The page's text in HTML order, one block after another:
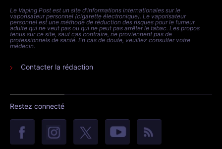
Le Vaping Post est un site d'informations internationales sur le
vaporisateur personnel (cigarette électronique). Le vaporisateur
personnel est une méthode de réduction des risques pour le fumeur
adulte qui ne veut pas ou qui ne peut pas arrêter le tabac. Les propos
tenus sur ce site, sauf cas contraire, ne proviennent pas de
professionnels de santé. En cas de doute, veuillez consulter votre
médecin.
Contacter la rédaction
Restez connecté